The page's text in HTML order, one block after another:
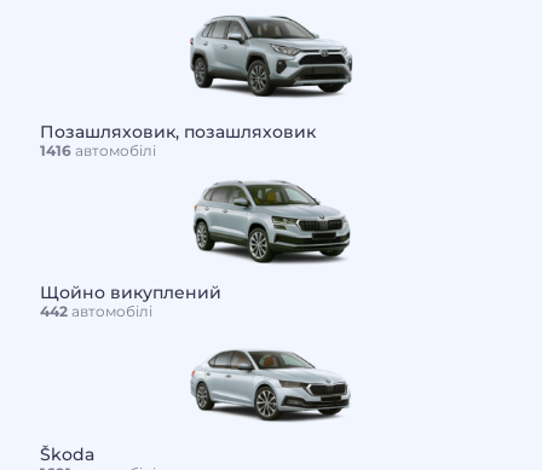
Позашляховик, позашляховик
1416автомобілі
Щойно викуплений
442автомобілі
Škoda